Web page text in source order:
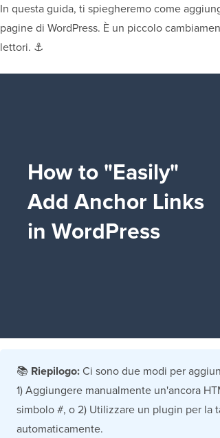
In questa guida, ti spiegheremo come
pagine di WordPress. È un piccolo
lettori. ⚓
📚 Riepilogo:Ci sono due modi per
1) Aggiungere manualmente un'ancora
simbolo #, o 2) Utilizzare un plugin per la
automaticamente.